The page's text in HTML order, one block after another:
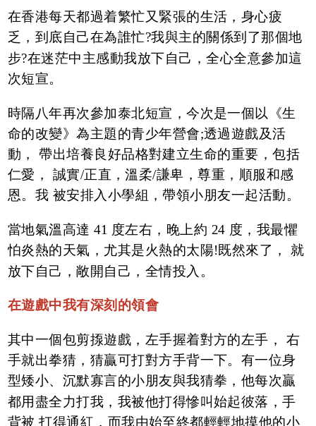
在香港每天都過着繁忙又緊張的生活，身心疲
乏，到底自己在為誰忙?我與主的關係到了那個地
步?在迷茫中主感動我放下自己，全心全意參加這
次短宣。
時隔八年再次參加泰北短宣，今次是一個以《生
命的改變》為主題的青少年營會;透過遊戲及活
動， 帶出培養良好品格對建立生命的重要，包括
仁愛， 誠實/正直，溫柔/謙卑，尊重，順服和感
恩。我 被安排入小學組，帶領小朋友一起活動。
當地氣溫高達 41 度左右，晚上約 24 度，我最懼
怕炎熱的天氣，尤其是火熱的太陽!既然來了， 就
放下自己，敞開自己，全情投入。
在遊戲中我有深刻的領會
其中一個包剪揼遊戲，左手握着對方的左手， 右
手就出拳猜，猜贏可打對方手背一下。有一位身
型矮小、沉默寡言的小朋友與我猜拳，他每次贏
都用盡全力打我，我被他打得慘叫始起彼落，手
背被 打得通紅，而我由始至終都輕輕地摸他的小